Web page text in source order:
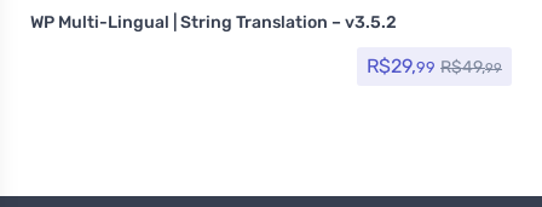
WP Multi-Lingual | String Translation – v3.5.2
R$29,99 R$49,99